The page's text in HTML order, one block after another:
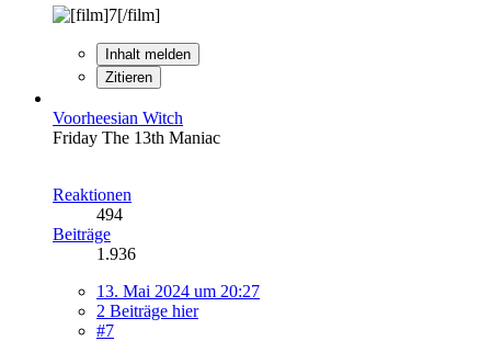
Inhalt melden
Zitieren
Voorheesian Witch
Friday The 13th Maniac
Reaktionen
494
Beiträge
1.936
13. Mai 2024 um 20:27
2 Beiträge hier
#7